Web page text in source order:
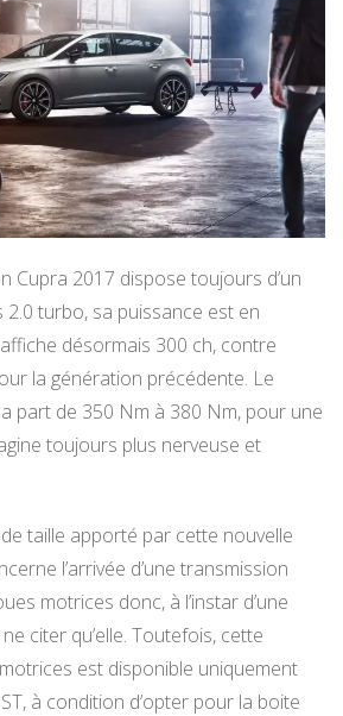
Cupra 2017 dispose toujours d’un
turbo, sa puissance est en
désormais 300 ch, contre
la génération précédente. Le
part de 350 Nm à 380 Nm, pour une
toujours plus nerveuse et
taille apporté par cette nouvelle
l’arrivée d’une transmission
motrices donc, à l’instar d’une
citer qu’elle. Toutefois, cette
est disponible uniquement
à condition d’opter pour la boite